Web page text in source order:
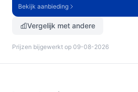
Bekijk aanbieding
Vergelijk met andere
Prijzen bijgewerkt op 09-08-2026